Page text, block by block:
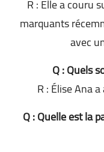
R : Elle a couru
marquants
avec
Q : Quels
R : Élise Ana
Q : Quelle est la